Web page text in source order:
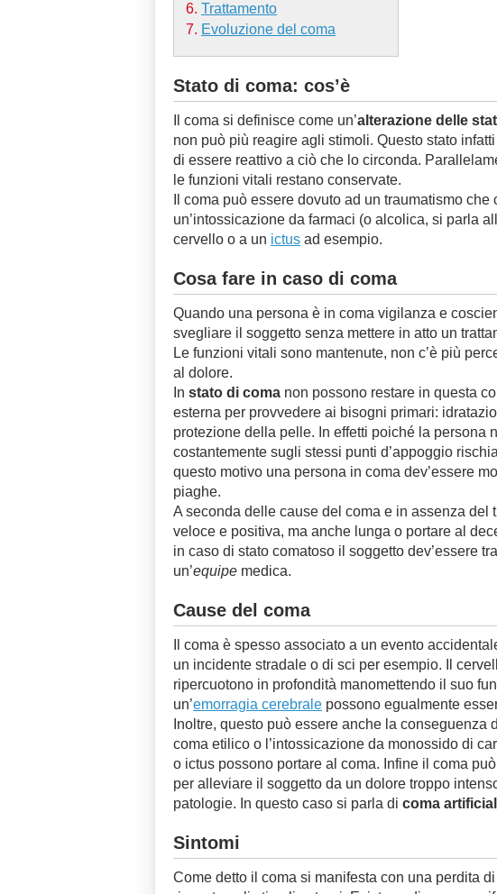
Trattamento
Evoluzione del coma
Stato di coma: cos’è
Il coma si definisce come un’alterazione delle
non può più reagire agli stimoli. Questo stato
di essere reattivo a ciò che lo circonda.
le funzioni vitali restano conservate.
Il coma può essere dovuto ad un traumatismo
un’intossicazione da farmaci (o alcolica, si parla
cervello o a un ictus ad esempio.
Cosa fare in caso di coma
Quando una persona è in coma vigilanza e
svegliare il soggetto senza mettere in atto un
Le funzioni vitali sono mantenute, non c’è più
al dolore.
In stato di coma non possono restare in questa
esterna per provvedere ai bisogni primari:
protezione della pelle. In effetti poiché la persona
costantemente sugli stessi punti d’appoggio
questo motivo una persona in coma dev’essere
piaghe.
A seconda delle cause del coma e in assenza del
veloce e positiva, ma anche lunga o portare al
in caso di stato comatoso il soggetto dev’essere
un’equipe medica.
Cause del coma
Il coma è spesso associato a un evento
un incidente stradale o di sci per esempio. Il
ripercuotono in profondità manomettendo il suo
un’emorragia cerebrale possono egualmente
Inoltre, questo può essere anche la conseguenza
coma etilico o l’intossicazione da monossido di
o ictus possono portare al coma. Infine il coma
per alleviare il soggetto da un dolore troppo
patologie. In questo caso si parla di coma
Sintomi
Come detto il coma si manifesta con una perdita